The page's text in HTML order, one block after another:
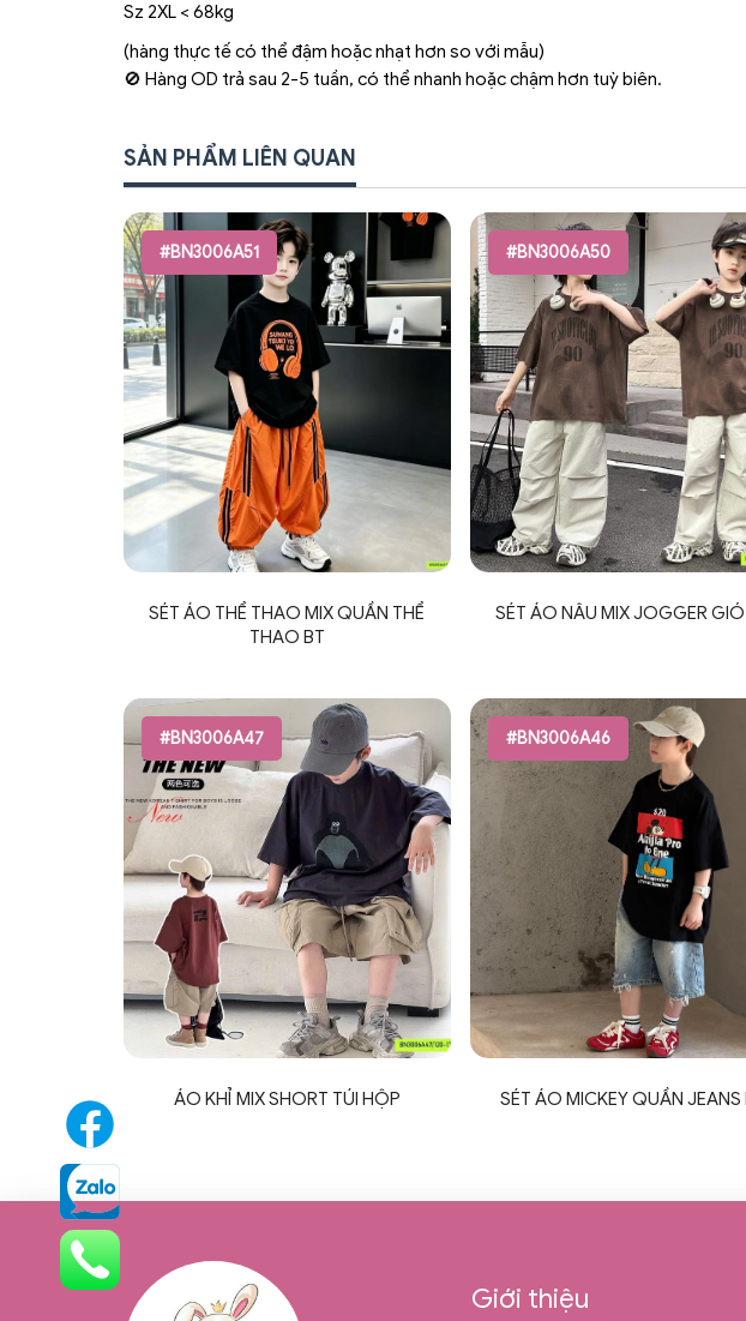
Sz 2XL < 68kg
(hàng thực tế có thể đậm hoặc nhạt hơn so với mẫu)
🚫 Hàng OD trả sau 2-5 tuần, có thể nhanh hoặc chậm hơn tuỳ biên.
SẢN PHẨM LIÊN QUAN
#BN3006A51
SÉT ÁO THỂ THAO MIX QUẦN THỂ
THAO BT
#BN3006A50
SÉT ÁO NÂU MIX JOGGER
#BN3006A47
ÁO KHỈ MIX SHORT TÚI HỘP
#BN3006A46
SÉT ÁO MICKEY QUẦN JEANS
Giới thiệu